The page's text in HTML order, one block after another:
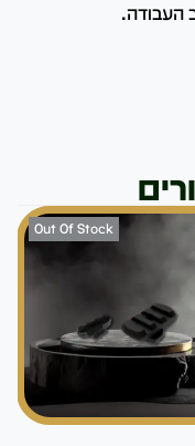
העבודה.
Out Of Stock